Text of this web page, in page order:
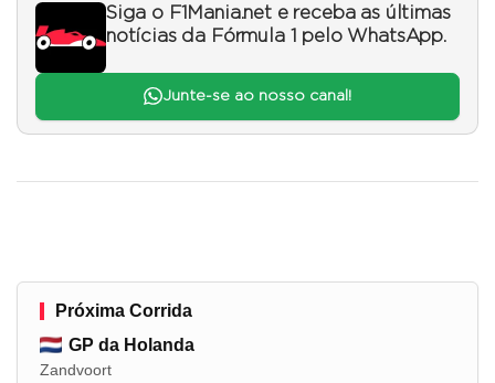
Siga o F1Mania.net e receba as últimas
notícias da Fórmula 1 pelo WhatsApp.
Junte-se ao nosso canal!
Próxima Corrida
GP da Holanda
Zandvoort